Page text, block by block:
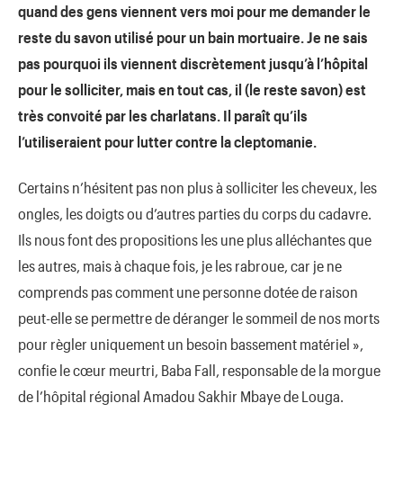
quand des gens viennent vers moi pour me demander le
reste du savon utilisé pour un bain mortuaire. Je ne sais
pas pourquoi ils viennent discrètement jusqu’à l’hôpital
pour le solliciter, mais en tout cas, il (le reste savon) est
très convoité par les charlatans. Il paraît qu’ils
l’utiliseraient pour lutter contre la cleptomanie.
Certains n’hésitent pas non plus à solliciter les cheveux, les
ongles, les doigts ou d’autres parties du corps du cadavre.
Ils nous font des propositions les une plus alléchantes que
les autres, mais à chaque fois, je les rabroue, car je ne
comprends pas comment une personne dotée de raison
peut-elle se permettre de déranger le sommeil de nos morts
pour règler uniquement un besoin bassement matériel »,
confie le cœur meurtri, Baba Fall, responsable de la morgue
de l’hôpital régional Amadou Sakhir Mbaye de Louga.